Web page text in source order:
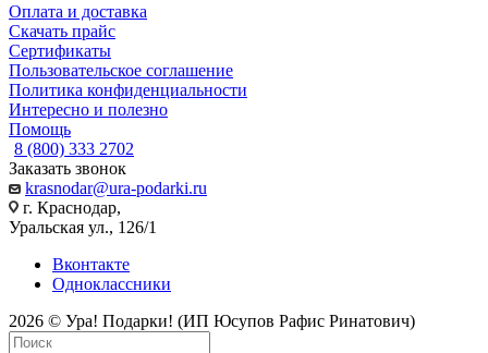
Оплата и доставка
Скачать прайс
Сертификаты
Пользовательское соглашение
Политика конфиденциальности
Интересно и полезно
Помощь
8 (800) 333 2702
Заказать звонок
krasnodar@ura-podarki.ru
г. Краснодар,
Уральская ул., 126/1
Вконтакте
Одноклассники
2026 © Ура! Подарки! (ИП Юсупов Рафис Ринатович)